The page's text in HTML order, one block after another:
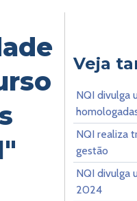
Veja
NQI divulga
NQI realiza
gestão
NQI divulga
2024